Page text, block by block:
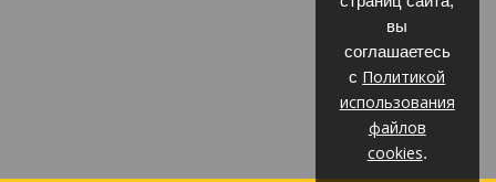
вы
соглашаетесь
с Политикой
использования
файлов
cookies.